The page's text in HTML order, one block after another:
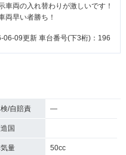
両の入れ替わりが激しいです！
両早い者勝ち！
06-09更新 車台番号(下3桁)：196
/自賠責 ―
国
量 50cc